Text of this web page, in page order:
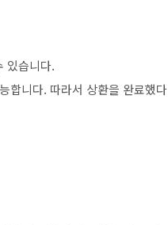
있습니다.
합니다. 따라서 상환을 완료했다